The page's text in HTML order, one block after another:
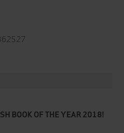
BOOK OF THE YEAR 2018!